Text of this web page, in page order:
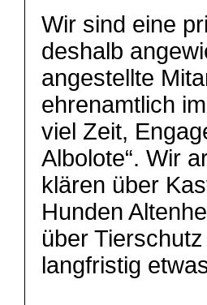
Wir sind eine
deshalb
angestellte
ehrenamtlich
viel Zeit,
Albolote“. Wir
klären über
Hunden
über
langfristig